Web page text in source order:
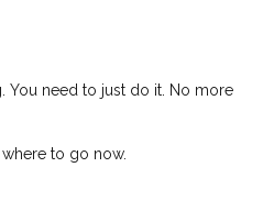
You need to just do it. No more
to go now.